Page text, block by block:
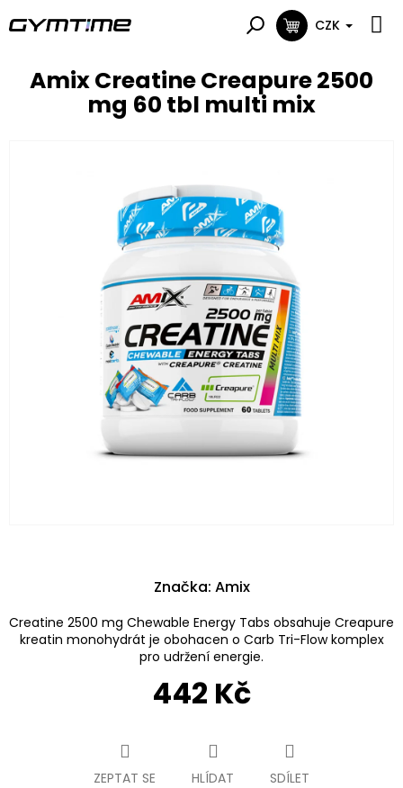
na
NÁKUPNÍ
CZK
Amix Creatine Creapure 2500
mg 60 tbl multi mix
442 Kč
Creatine 2500 mg Chewable Energy Tabs obsahuje Creapure
kreatin monohydrát je obohacen o Carb Tri-Flow komplex
pro udržení energie.
ZEPTAT SE HLÍDAT SDÍLET
Značka: Amix